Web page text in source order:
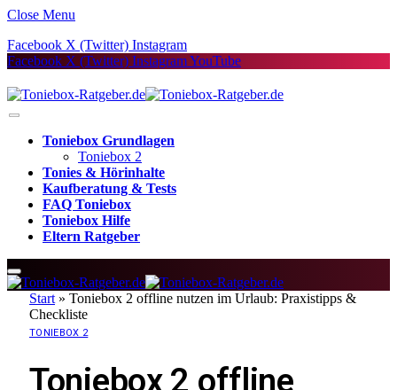
Close Menu
Facebook X (Twitter) Instagram
Facebook X (Twitter) InstagramYouTube
Toniebox Grundlagen
Toniebox 2
Tonies & Hörinhalte
Kaufberatung & Tests
FAQ Toniebox
Toniebox Hilfe
Eltern Ratgeber
Start » Toniebox 2 offline nutzen im Urlaub: Praxistipps &
Checkliste
TONIEBOX 2
Toniebox 2 offline